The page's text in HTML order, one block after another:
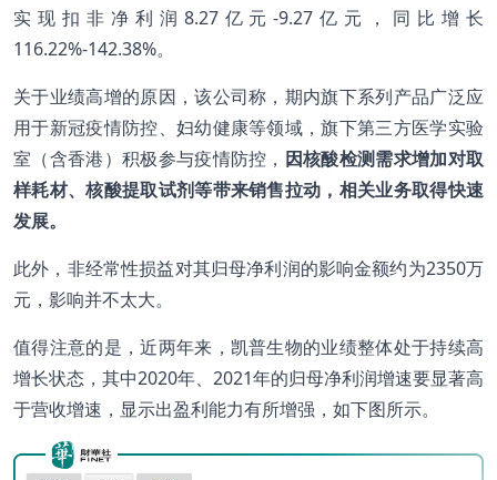
实现扣非净利润8.27亿元-9.27亿元，同比增长
116.22%-142.38%。
关于业绩高增的原因，该公司称，期内旗下系列产品广泛应
用于新冠疫情防控、妇幼健康等领域，旗下第三方医学实验
室（含香港）积极参与疫情防控， 因核酸检测需求增加对取
样耗材、核酸提取试剂等带来销售拉动，相关业务取得快速
发展。
此外，非经常性损益对其归母净利润的影响金额约为2350万
元，影响并不太大。
值得注意的是，近两年来，凯普生物的业绩整体处于持续高
增长状态，其中2020年、2021年的归母净利润增速要显著高
于营收增速，显示出盈利能力有所增强，如下图所示。